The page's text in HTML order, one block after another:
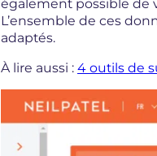
également possible de
L’ensemble de ces
adaptés.
À lire aussi : 4 outils de